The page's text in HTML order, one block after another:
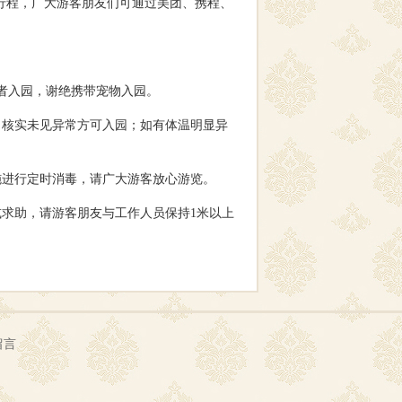
，广大游客朋友们可通过美团、携程、
园，谢绝携带宠物入园。
实未见异常方可入园；如有体温明显异
行定时消毒，请广大游客放心游览。
助，请游客朋友与工作人员保持1米以上
言